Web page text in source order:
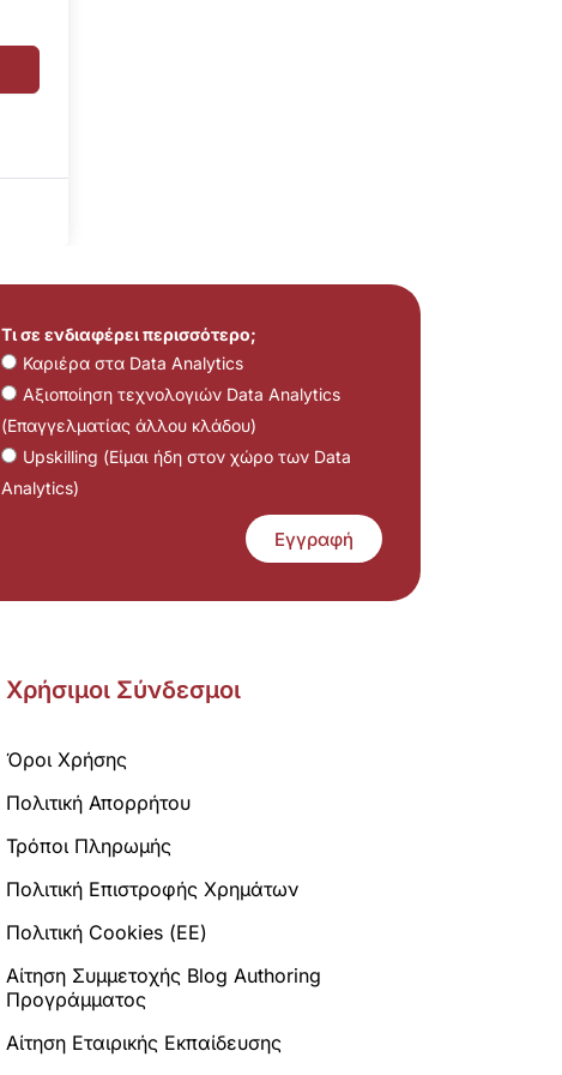
Τι σε ενδιαφέρει περισσότερο;
Καριέρα στα Data Analytics
Αξιοποίηση τεχνολογιών Data Analytics
(Επαγγελματίας άλλου κλάδου)
Upskilling (Είμαι ήδη στον χώρο των Data
Analytics)
Εγγραφή
Χρήσιμοι Σύνδεσμοι
Όροι Χρήσης
Πολιτική Απορρήτου
Τρόποι Πληρωμής
Πολιτική Επιστροφής Χρημάτων
Πολιτική Cookies (ΕΕ)
Αίτηση Συμμετοχής Blog Authoring
Προγράμματος
Αίτηση Εταιρικής Εκπαίδευσης